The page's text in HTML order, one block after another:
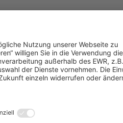
Was die Händler
Ein Mazda-Händler aus
Technik auch immer zu
selbsterklärend und hat